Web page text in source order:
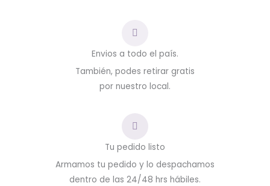
Envios a todo el país.
También, podes retirar gratis
por nuestro local.
Tu pedido listo
Armamos tu pedido y lo despachamos
dentro de las 24/48 hrs hábiles.